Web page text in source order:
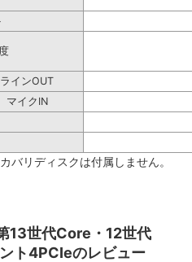
ラインOUT
マイクIN
バリディスクは付属しません。
13世代Core・12世代
ト4PCIeのレビュー